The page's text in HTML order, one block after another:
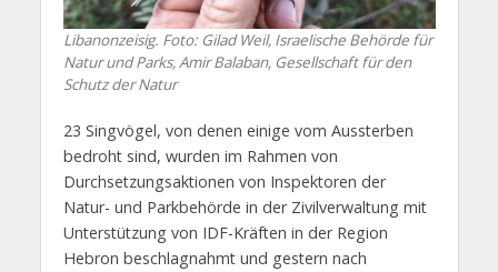
Libanonzeisig. Foto: Gilad Weil, Israelische Behörde für
Natur und Parks, Amir Balaban, Gesellschaft für den
Schutz der Natur
23 Singvögel, von denen einige vom Aussterben
bedroht sind, wurden im Rahmen von
Durchsetzungsaktionen von Inspektoren der
Natur- und Parkbehörde in der Zivilverwaltung mit
Unterstützung von IDF-Kräften in der Region
Hebron beschlagnahmt und gestern nach